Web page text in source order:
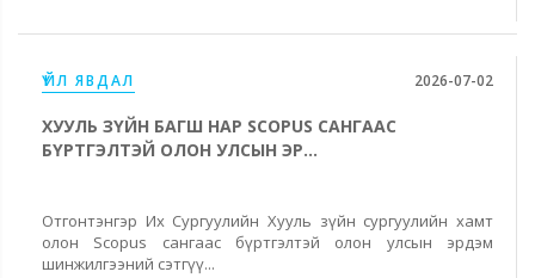
ҮЙЛ ЯВДАЛ 2026-07-02
ХУУЛЬ ЗҮЙН БАГШ НАР SCOPUS САНГААС
БҮРТГЭЛТЭЙ ОЛОН УЛСЫН ЭР...
Отгонтэнгэр Их Сургуулийн Хууль зүйн сургуулийн хамт
олон Scopus сангаас бүртгэлтэй олон улсын эрдэм
шинжилгээний сэтгүү...